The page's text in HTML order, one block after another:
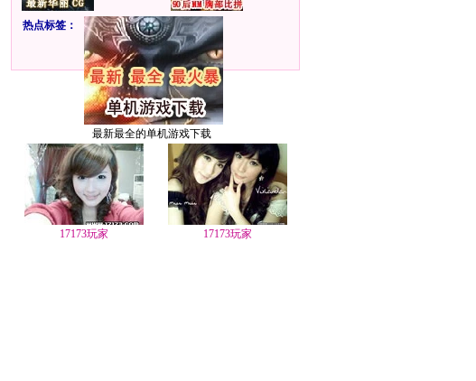
热点标签：
最新最全的单机游戏下载
17173玩家 17173玩家